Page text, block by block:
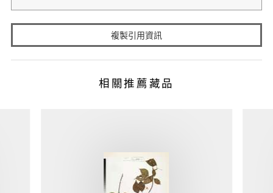
複製引用資訊
相關推薦藏品